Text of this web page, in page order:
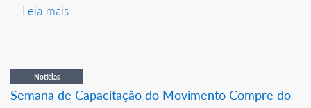
Leia mais
Notícias
Semana de Capacitação do Movimento Compre do